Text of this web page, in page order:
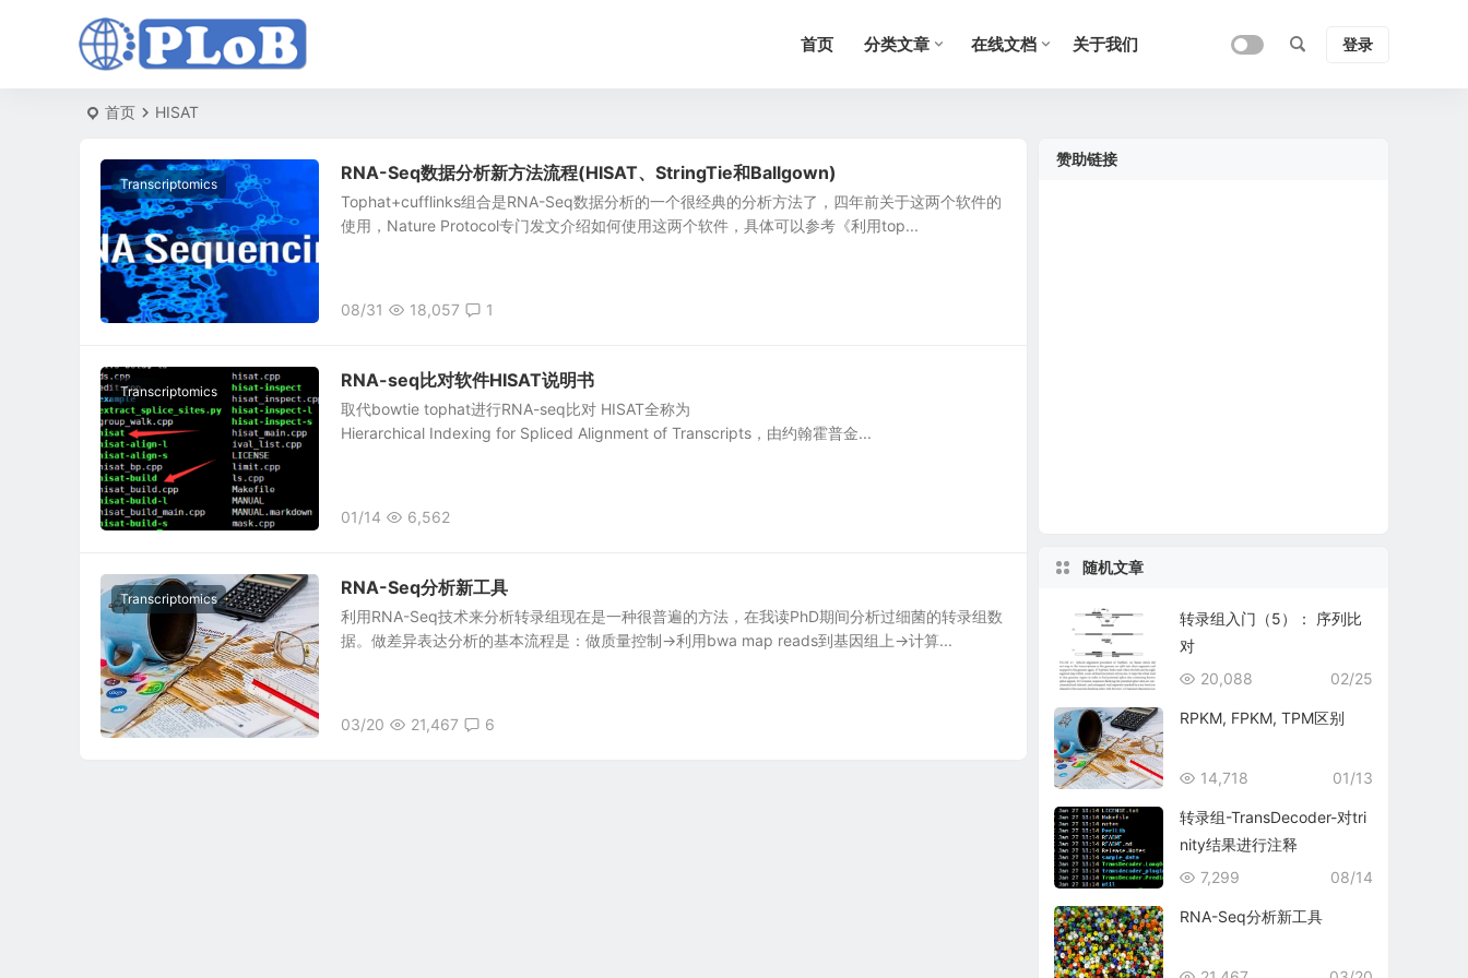
首页 分类文章 在线文档 关于我们 登录
首页 HISAT
Transcriptomics
RNA-Seq数据分析新方法流程(HISAT、StringTie和Ballgown)
Tophat+cufflinks组合是RNA-Seq数据分析的一个很经典的分析方法了，四年前关于这两个软件的
使用，Nature Protocol专门发文介绍如何使用这两个软件，具体可以参考《利用top...
08/31 18,057 1
Transcriptomics
RNA-seq比对软件HISAT说明书
取代bowtie tophat进行RNA-seq比对 HISAT全称为
Hierarchical Indexing for Spliced Alignment of Transcripts，由约翰霍普金...
01/14 6,562
Transcriptomics
RNA-Seq分析新工具
利用RNA-Seq技术来分析转录组现在是一种很普遍的方法，在我读PhD期间分析过细菌的转录组数
据。做差异表达分析的基本流程是：做质量控制->利用bwa map reads到基因组上->计算...
03/20 21,467 6
赞助链接
随机文章
转录组入门（5）： 序列比
对
02/25
20,088
RPKM, FPKM, TPM区别
01/13
14,718
转录组-TransDecoder-对tri
nity结果进行注释
08/14
7,299
RNA-Seq分析新工具